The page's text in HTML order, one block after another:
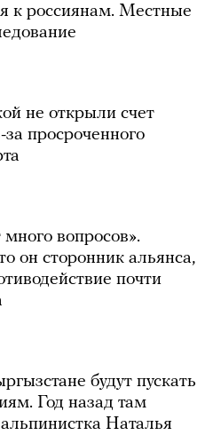
к россиянам. Местные
не открыли счет
просроченного
вопросов».
он сторонник альянса,
почти
будут пускать
Год назад там
Наталья